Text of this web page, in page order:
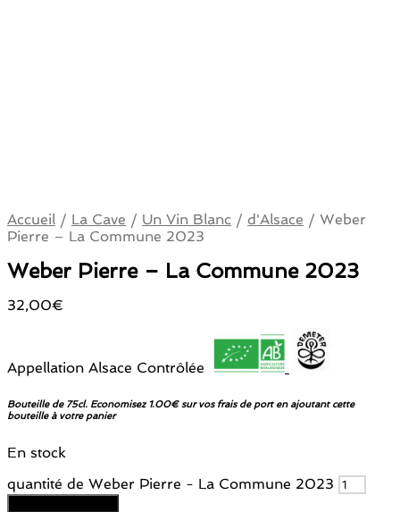
Accueil / La Cave / Un Vin Blanc / d'Alsace / Weber
Pierre – La Commune 2023
Weber Pierre – La Commune 2023
32,00€
Appellation Alsace Contrôlée
Bouteille de 75cl. Economisez 1.00€ sur vos frais de port en ajoutant cette
bouteille à votre panier
En stock
quantité de Weber Pierre - La Commune 2023